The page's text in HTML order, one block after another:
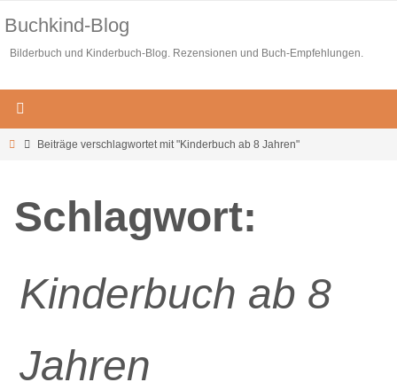
Inhalt
springen
Buchkind-Blog
Bilderbuch und Kinderbuch-Blog. Rezensionen und Buch-Empfehlungen.
StartBeiträge verschlagwortet mit "Kinderbuch ab 8 Jahren"
Schlagwort:
Kinderbuch ab 8
Jahren